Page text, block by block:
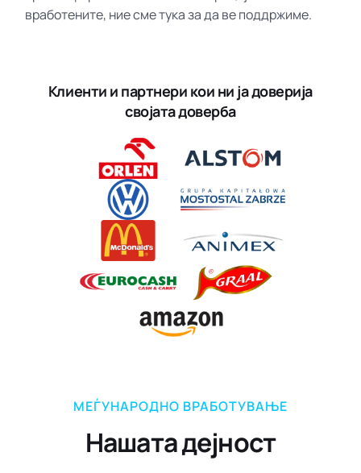
вработените, ние сме тука за да ве поддржиме.
Клиенти и партнери кои ни ја доверија
својата доверба
МЕЃУНАРОДНО ВРАБОТУВАЊЕ
Нашата дејност